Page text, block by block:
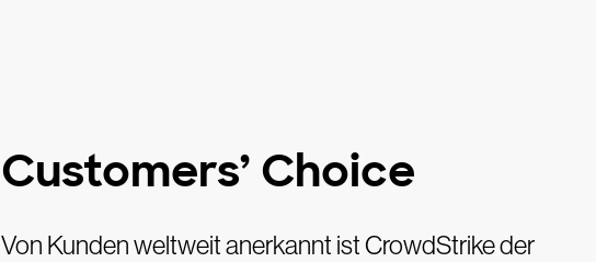
Customers’ Choice
Von Kunden weltweit anerkannt ist CrowdStrike der